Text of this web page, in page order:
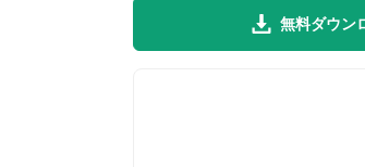
無料ダウン